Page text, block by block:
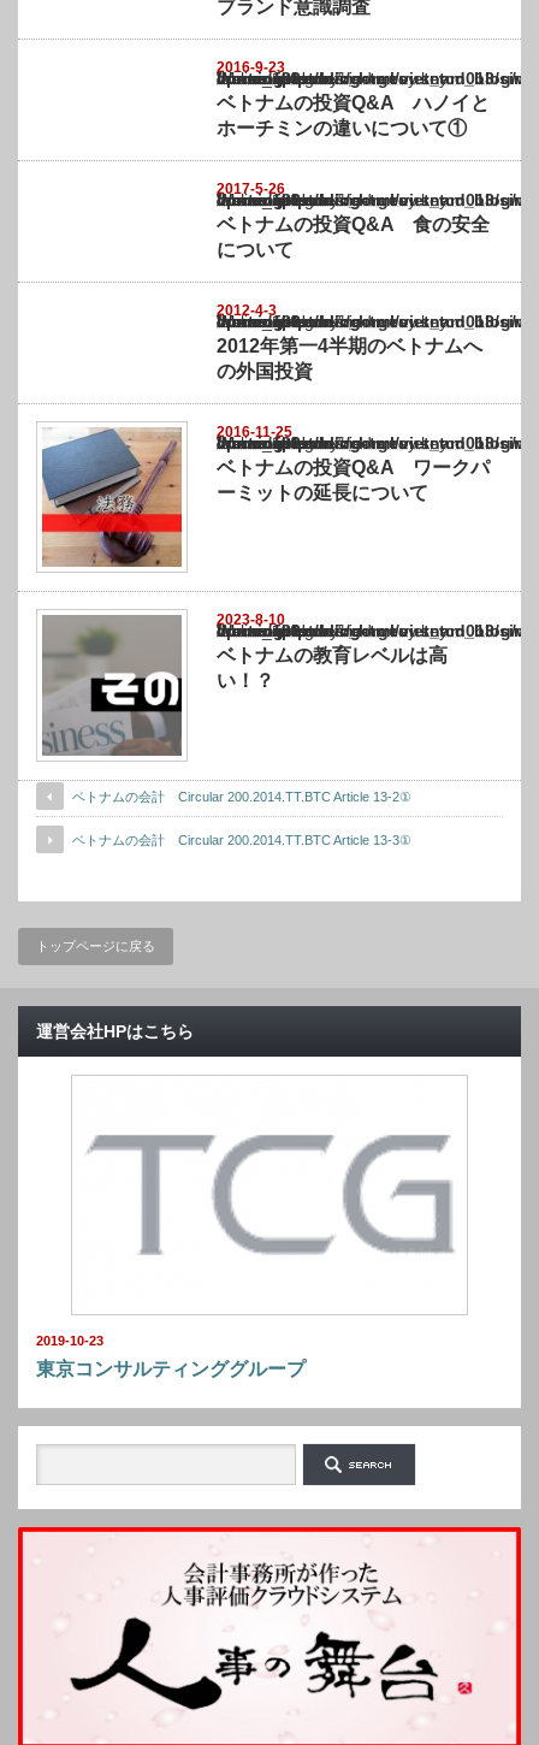
ブランド意識調査
2016-9-23
Warning
: Undefined array key "show_category" in
/home/netst/kuno-cpa.co.jp/public_html/vietnam_blog/wp-content/themes/
on line183
ベトナムの投資Q&A ハノイと
ホーチミンの違いについて①
2017-5-26
Warning
: Undefined array key "show_category" in
/home/netst/kuno-cpa.co.jp/public_html/vietnam_blog/wp-content/themes/
on line183
ベトナムの投資Q&A 食の安全
について
2012-4-3
Warning
: Undefined array key "show_category" in
/home/netst/kuno-cpa.co.jp/public_html/vietnam_blog/wp-content/themes/
on line183
2012年第一4半期のベトナムへ
の外国投資
2016-11-25
Warning
: Undefined array key "show_category" in
/home/netst/kuno-cpa.co.jp/public_html/vietnam_blog/wp-content/themes/
on line183
ベトナムの投資Q&A ワークパ
ーミットの延長について
2023-8-10
Warning
: Undefined array key "show_category" in
/home/netst/kuno-cpa.co.jp/public_html/vietnam_blog/wp-content/themes/
on line183
ベトナムの教育レベルは高
い！？
ベトナムの会計 Circular 200.2014.TT.BTC Article 13-2①
ベトナムの会計 Circular 200.2014.TT.BTC Article 13-3①
トップページに戻る
運営会社HPはこちら
2019-10-23
東京コンサルティンググループ